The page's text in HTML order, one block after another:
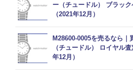
ー（チュードル） ブラッ
（2021年12月）
M28600-0005を売るなら｜
（チュードル） ロイヤル
年12月）